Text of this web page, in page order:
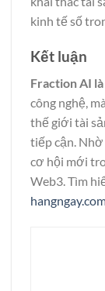
kinh tế số
Kết luận
Fraction AI là
công nghệ,
thế giới tài
tiếp cận. Nhờ
cơ hội mới
Web3. Tìm